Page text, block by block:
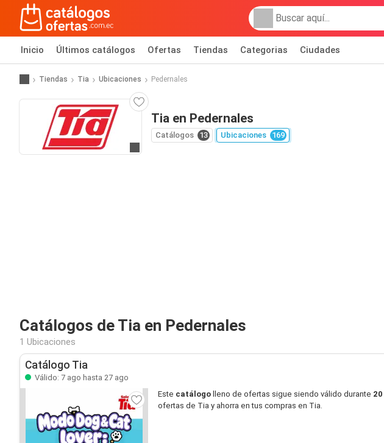
Inicio Últimos catálogos Ofertas Tiendas Categorias Ciudades
Tiendas Tia Ubicaciones Pedernales
Tia en Pedernales
Catálogos 13 Ubicaciones 169
Catálogos de Tia en Pedernales
1 Ubicaciones
Catálogo Tia
Válido: 7 ago hasta 27 ago
Este catálogo lleno de ofertas sigue siendo válido durante 20
ofertas de Tia y ahorra en tus compras en Tia.